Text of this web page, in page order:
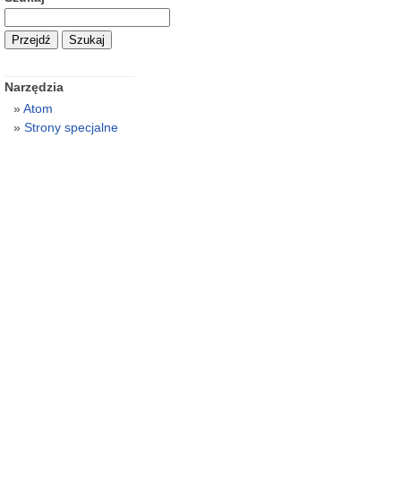
Narzędzia
Atom
Strony specjalne